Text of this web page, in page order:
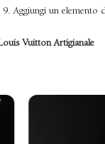
Aggiungi un
Vuitton Artigianale